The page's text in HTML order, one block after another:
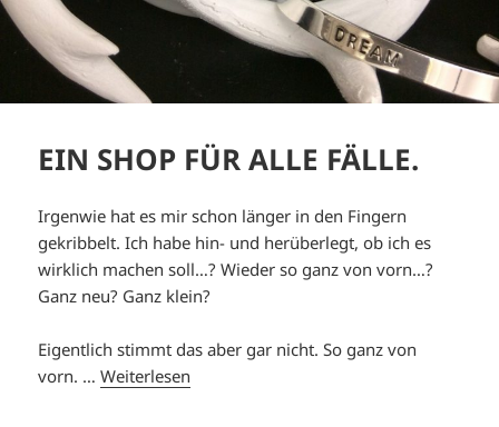
EIN SHOP FÜR ALLE FÄLLE.
Irgenwie hat es mir schon länger in den Fingern
gekribbelt. Ich habe hin- und herüberlegt, ob ich es
wirklich machen soll…? Wieder so ganz von vorn…?
Ganz neu? Ganz klein?
Eigentlich stimmt das aber gar nicht. So ganz von
vorn. …Weiterlesen